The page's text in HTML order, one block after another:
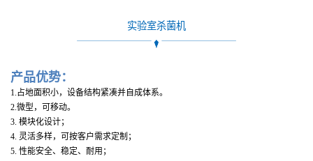
实验室杀菌机
产品优势：
1.占地面积小，设备结构紧凑并自成体系。
2.微型，可移动。
3. 模块化设计；
4. 灵活多样，可按客户需求定制；
5. 性能安全、稳定、耐用；